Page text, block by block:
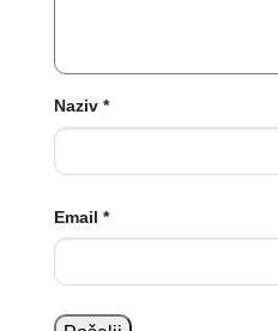
Naziv *
Email *